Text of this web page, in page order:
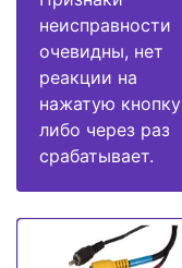
неисправности
очевидны, нет
реакции на
нажатую кнопку
либо через раз
срабатывает.